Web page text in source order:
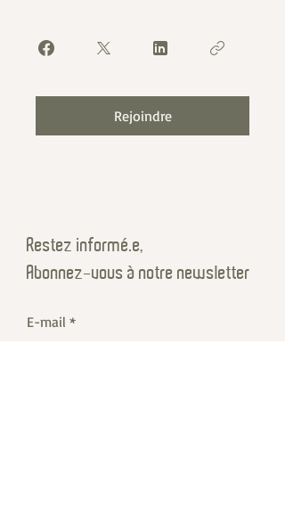
Rejoindre
Restez informé·e,
Abonnez-vous à notre newsletter
E-mail